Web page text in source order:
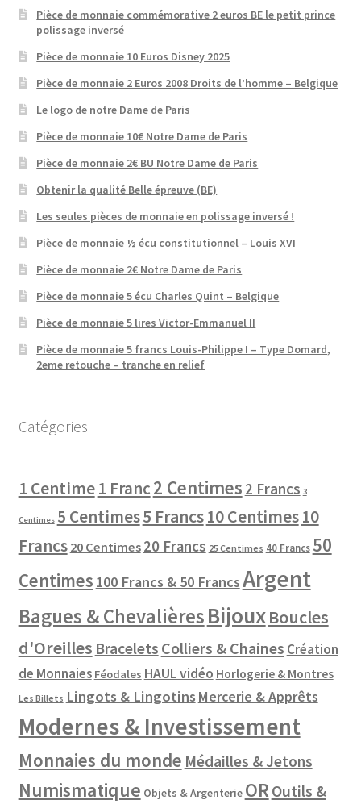
Pièce de monnaie commémorative 2 euros BE le petit prince
polissage inversé
Pièce de monnaie 10 Euros Disney 2025
Pièce de monnaie 2 Euros 2008 Droits de l’homme – Belgique
Le logo de notre Dame de Paris
Pièce de monnaie 10€ Notre Dame de Paris
Pièce de monnaie 2€ BU Notre Dame de Paris
Obtenir la qualité Belle épreuve (BE)
Les seules pièces de monnaie en polissage inversé !
Pièce de monnaie ½ écu constitutionnel – Louis XVI
Pièce de monnaie 2€ Notre Dame de Paris
Pièce de monnaie 5 écu Charles Quint – Belgique
Pièce de monnaie 5 lires Victor-Emmanuel II
Pièce de monnaie 5 francs Louis-Philippe I – Type Domard,
2eme retouche – tranche en relief
Catégories
1 Centime1 Franc2 Centimes 2 Francs 3
Centimes 5 Centimes5 Francs10 Centimes10
Francs 20 Centimes 20 Francs 25 Centimes 40 Francs 50
Centimes 100 Francs & 50 FrancsArgent
Bagues & ChevalièresBijouxBoucles
d'Oreilles Bracelets Colliers & Chaines Création
de Monnaies Féodales HAUL vidéo Horlogerie & Montres
Les Billets Lingots & Lingotins Mercerie & Apprêts
Modernes & Investissement
Monnaies du monde Médailles & Jetons
Numismatique Objets & Argenterie OR Outils &